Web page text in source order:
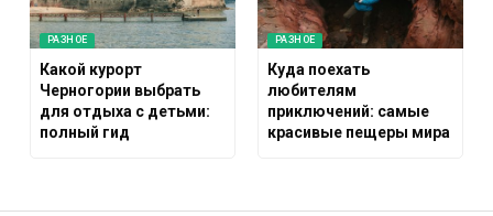
РАЗНОЕ
Какой курорт
Черногории выбрать
для отдыха с детьми:
полный гид
РАЗНОЕ
Куда поехать
любителям
приключений: самые
красивые пещеры мира